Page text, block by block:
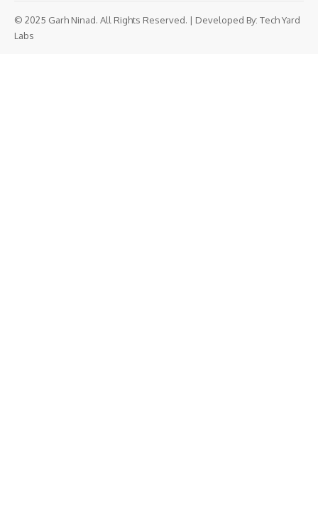
© 2025 Garh Ninad. All Rights Reserved. | Developed By: Tech Yard
Labs